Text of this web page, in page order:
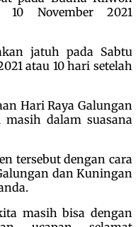
November 2021
jatuh pada Sabtu
atau 10 hari setelah
Hari Raya Galungan
dalam suasana
tersebut dengan cara
dan Kuningan
masih bisa dengan